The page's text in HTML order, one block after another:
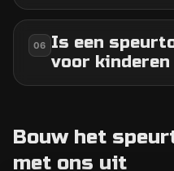
06 Is een
voor
Bouw het
met ons uit